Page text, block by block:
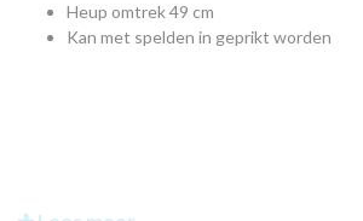
Heup omtrek 49 cm
Kan met spelden in geprikt worden